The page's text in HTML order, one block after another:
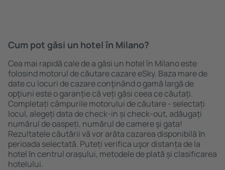
Cum pot găsi un hotel în Milano?
Cea mai rapidă cale de a găsi un hotel în Milano este
folosind motorul de căutare cazare eSky. Baza mare de
date cu locuri de cazare conţinând o gamă largă de
opţiuni este o garanție că veți găsi ceea ce căutați.
Completați câmpurile motorului de căutare - selectați
locul, alegeți data de check-in și check-out, adăugați
numărul de oaspeți, numărul de camere şi gata!
Rezultatele căutării vă vor arăta cazarea disponibilă ȋn
perioada selectată. Puteți verifica uşor distanța de la
hotel ȋn centrul orașului, metodele de plată și clasificarea
hotelului.